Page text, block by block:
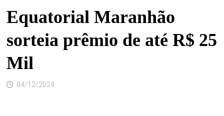
Equatorial Maranhão
sorteia prêmio de até R$ 25
Mil
04/12/2024